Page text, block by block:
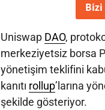
Bizi
Uniswap DAO,
merkeziyetsiz borsa
yönetişim teklifini
kanıtı rollup’larına
şekilde gösteriyor.